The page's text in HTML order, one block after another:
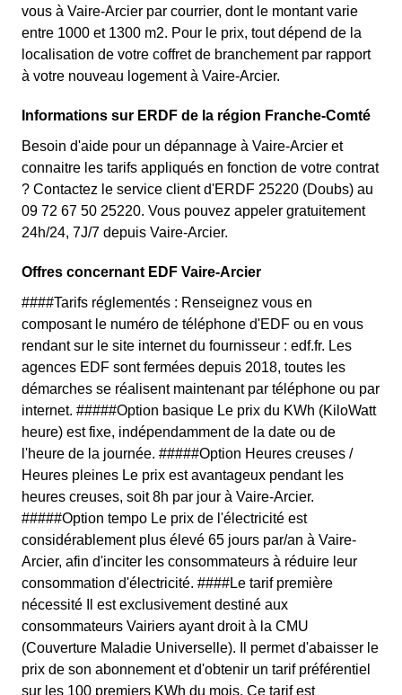
vous à Vaire-Arcier par courrier, dont le montant varie
entre 1000 et 1300 m2. Pour le prix, tout dépend de la
localisation de votre coffret de branchement par rapport
à votre nouveau logement à Vaire-Arcier.
Informations sur ERDF de la région Franche-Comté
Besoin d'aide pour un dépannage à Vaire-Arcier et
connaitre les tarifs appliqués en fonction de votre contrat
? Contactez le service client d'ERDF 25220 (Doubs) au
09 72 67 50 25220. Vous pouvez appeler gratuitement
24h/24, 7J/7 depuis Vaire-Arcier.
Offres concernant EDF Vaire-Arcier
####Tarifs réglementés : Renseignez vous en
composant le numéro de téléphone d'EDF ou en vous
rendant sur le site internet du fournisseur : edf.fr. Les
agences EDF sont fermées depuis 2018, toutes les
démarches se réalisent maintenant par téléphone ou par
internet. #####Option basique Le prix du KWh (KiloWatt
heure) est fixe, indépendamment de la date ou de
l'heure de la journée. #####Option Heures creuses /
Heures pleines Le prix est avantageux pendant les
heures creuses, soit 8h par jour à Vaire-Arcier.
#####Option tempo Le prix de l'électricité est
considérablement plus élevé 65 jours par/an à Vaire-
Arcier, afin d'inciter les consommateurs à réduire leur
consommation d'électricité. ####Le tarif première
nécessité Il est exclusivement destiné aux
consommateurs Vairiers ayant droit à la CMU
(Couverture Maladie Universelle). Il permet d'abaisser le
prix de son abonnement et d'obtenir un tarif préférentiel
sur les 100 premiers KWh du mois. Ce tarif est